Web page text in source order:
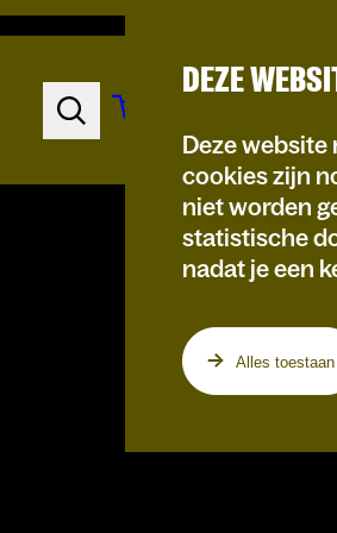
DEZE
Deze
cookies zijn
niet worden
statistische
nadat je een
Alles toestaan